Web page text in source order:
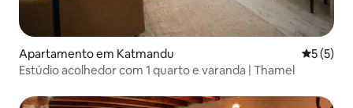
Apartamento em Katmandu
5 (5)
Estúdio acolhedor com 1 quarto e varanda | Thamel